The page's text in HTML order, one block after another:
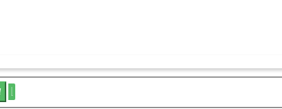
Buscar
Búsqueda
avanzada